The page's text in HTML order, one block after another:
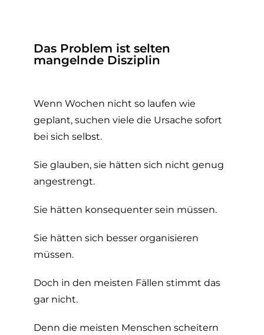
Das Problem ist selten
mangelnde Disziplin
Wenn Wochen nicht so laufen wie
geplant, suchen viele die Ursache sofort
bei sich selbst.
Sie glauben, sie hätten sich nicht genug
angestrengt.
Sie hätten konsequenter sein müssen.
Sie hätten sich besser organisieren
müssen.
Doch in den meisten Fällen stimmt das
gar nicht.
Denn die meisten Menschen scheitern